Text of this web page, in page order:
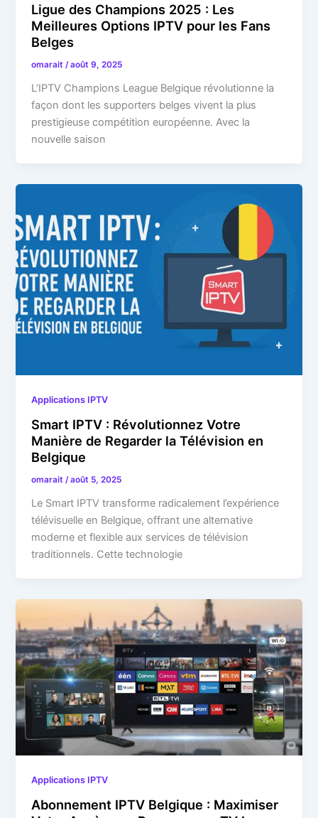
Ligue des Champions 2025 : Les
Meilleures Options IPTV pour les Fans
Belges
omarait/août 9, 2025
L’IPTV Champions League Belgique révolutionne la
façon dont les supporters belges vivent la plus
prestigieuse compétition européenne. Avec la
nouvelle saison
Applications IPTV
Smart IPTV : Révolutionnez Votre
Manière de Regarder la Télévision en
Belgique
omarait/août 5, 2025
Le Smart IPTV transforme radicalement l’expérience
télévisuelle en Belgique, offrant une alternative
moderne et flexible aux services de télévision
traditionnels. Cette technologie
Applications IPTV
Abonnement IPTV Belgique : Maximiser